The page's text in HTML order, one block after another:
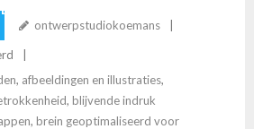
CREËREN
ontwerpstudiokoemans
, afbeeldingen en illustraties,
, blijvende indruk
, brein geoptimaliseerd voor